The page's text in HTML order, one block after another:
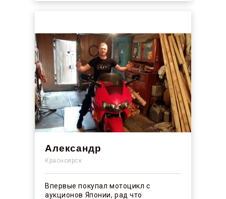
Александр
Красноярск
Впервые покупал мотоцикл с
аукционов Японии, рад что